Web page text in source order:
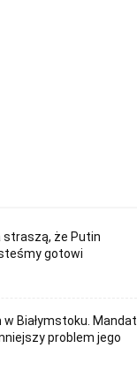
straszą, że Putin
gotowi
Białymstoku. Mandat
problem jego